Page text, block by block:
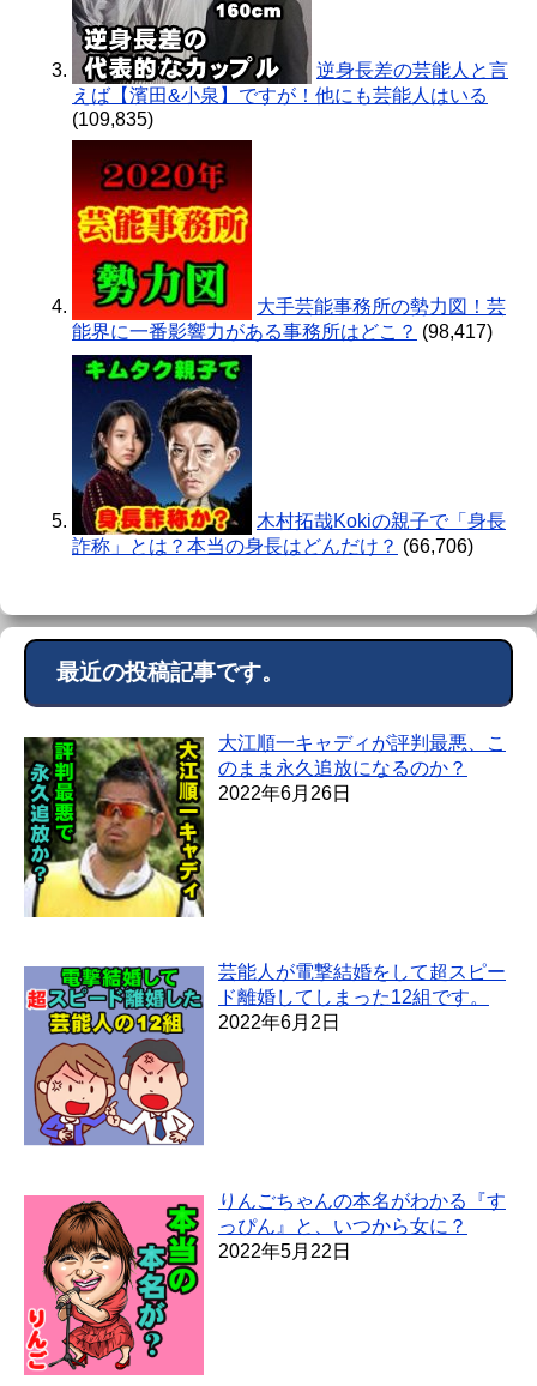
逆身長差の芸能人と言
えば【濱田&小泉】ですが！他にも芸能人はいる
(109,835)
大手芸能事務所の勢力図！芸
能界に一番影響力がある事務所はどこ？ (98,417)
木村拓哉Kokiの親子で「身長
詐称」とは？本当の身長はどんだけ？ (66,706)
最近の投稿記事です。
大江順一キャディが評判最悪、こ
のまま永久追放になるのか？
2022年6月26日
芸能人が電撃結婚をして超スピー
ド離婚してしまった12組です。
2022年6月2日
りんごちゃんの本名がわかる『す
っぴん』と、いつから女に？
2022年5月22日